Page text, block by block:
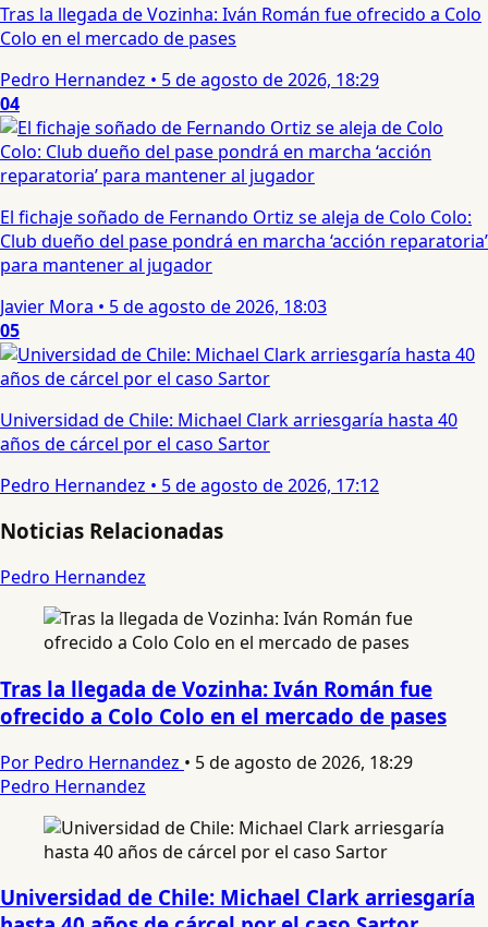
Tras la llegada de Vozinha: Iván Román fue ofrecido a Colo
Colo en el mercado de pases
Pedro Hernandez • 5 de agosto de 2026, 18:29
04
El fichaje soñado de Fernando Ortiz se aleja de Colo Colo:
Club dueño del pase pondrá en marcha ‘acción reparatoria’
para mantener al jugador
Javier Mora • 5 de agosto de 2026, 18:03
05
Universidad de Chile: Michael Clark arriesgaría hasta 40
años de cárcel por el caso Sartor
Pedro Hernandez • 5 de agosto de 2026, 17:12
Noticias Relacionadas
Pedro Hernandez
Tras la llegada de Vozinha: Iván Román fue
ofrecido a Colo Colo en el mercado de pases
Por Pedro Hernandez • 5 de agosto de 2026, 18:29
Pedro Hernandez
Universidad de Chile: Michael Clark arriesgaría